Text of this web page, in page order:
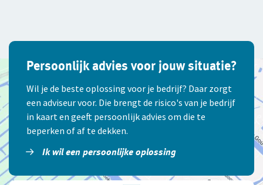
Persoonlijk advies voor jouw situatie?
Wil je de beste oplossing voor je bedrijf? Daar zorgt
een adviseur voor. Die brengt de risico's van je bedrijf
in kaart en geeft persoonlijk advies om die te
beperken of af te dekken.
Ik wil een persoonlijke oplossing